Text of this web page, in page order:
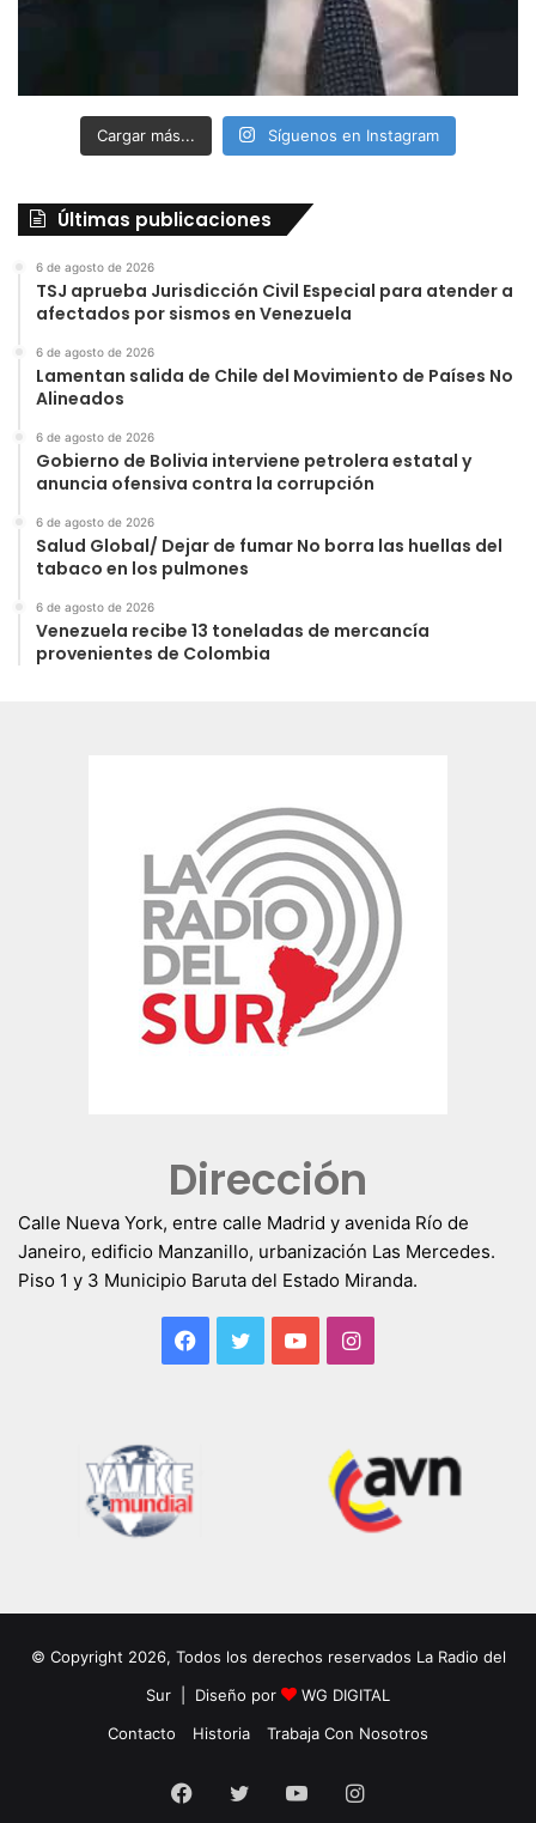
Cargar más... Síguenos en Instagram
Últimas publicaciones
6 de agosto de 2026
TSJ aprueba Jurisdicción Civil Especial para atender a
afectados por sismos en Venezuela
6 de agosto de 2026
Lamentan salida de Chile del Movimiento de Países No
Alineados
6 de agosto de 2026
Gobierno de Bolivia interviene petrolera estatal y
anuncia ofensiva contra la corrupción
6 de agosto de 2026
Salud Global/ Dejar de fumar No borra las huellas del
tabaco en los pulmones
6 de agosto de 2026
Venezuela recibe 13 toneladas de mercancía
provenientes de Colombia
Dirección
Calle Nueva York, entre calle Madrid y avenida Río de
Janeiro, edificio Manzanillo, urbanización Las Mercedes.
Piso 1 y 3 Municipio Baruta del Estado Miranda.
Facebook
TwitterYouTubeInstagram
© Copyright 2026, Todos los derechos reservados La Radio del
Sur | Diseño por
WG DIGITAL
Contacto
Historia Trabaja Con Nosotros
Facebook
TwitterYouTubeInstagram